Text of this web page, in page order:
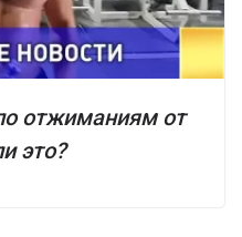
отжиманиям от
это?